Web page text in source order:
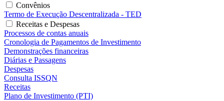
Convênios
Termo de Execução Descentralizada - TED
Receitas e Despesas
Processos de contas anuais
Cronologia de Pagamentos de Investimento
Demonstrações financeiras
Diárias e Passagens
Despesas
Consulta ISSQN
Receitas
Plano de Investimento (PTI)